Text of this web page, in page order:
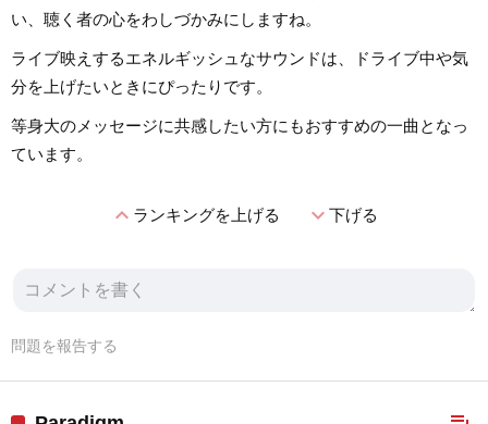
い、聴く者の心をわしづかみにしますね。
ライブ映えするエネルギッシュなサウンドは、ドライブ中や気
分を上げたいときにぴったりです。
等身大のメッセージに共感したい方にもおすすめの一曲となっ
ています。
expand_lessランキングを上げる expand_more下げる
問題を報告する